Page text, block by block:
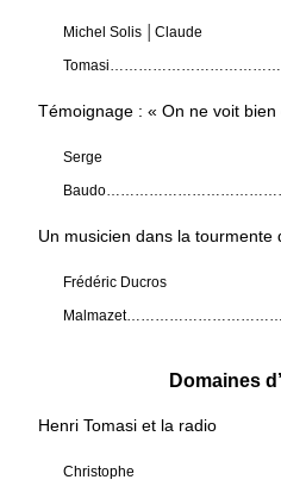
Michel Solis │Claude
Témoignage : « On ne voit
Serge
Un musicien dans la
Frédéric Ducros
Domaines
Henri Tomasi et la radio
Christophe